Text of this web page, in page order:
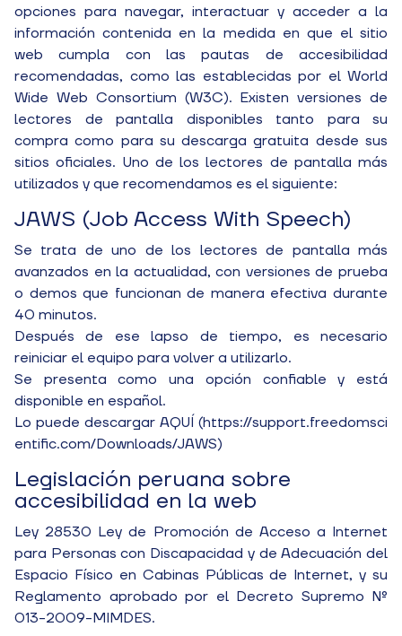
opciones para navegar, interactuar y acceder a la
información contenida en la medida en que el sitio
web cumpla con las pautas de accesibilidad
recomendadas, como las establecidas por el World
Wide Web Consortium (W3C). Existen versiones de
lectores de pantalla disponibles tanto para su
compra como para su descarga gratuita desde sus
sitios oficiales. Uno de los lectores de pantalla más
utilizados y que recomendamos es el siguiente:
JAWS (Job Access With Speech)
Se trata de uno de los lectores de pantalla más
avanzados en la actualidad, con versiones de prueba
o demos que funcionan de manera efectiva durante
40 minutos.
Después de ese lapso de tiempo, es necesario
reiniciar el equipo para volver a utilizarlo.
Se presenta como una opción confiable y está
disponible en español.
Lo puede descargar AQUÍ (https://support.freedomsci
entific.com/Downloads/JAWS)
Legislación peruana sobre
accesibilidad en la web
Ley 28530 Ley de Promoción de Acceso a Internet
para Personas con Discapacidad y de Adecuación del
Espacio Físico en Cabinas Públicas de Internet, y su
Reglamento aprobado por el Decreto Supremo N°
013-2009-MIMDES.